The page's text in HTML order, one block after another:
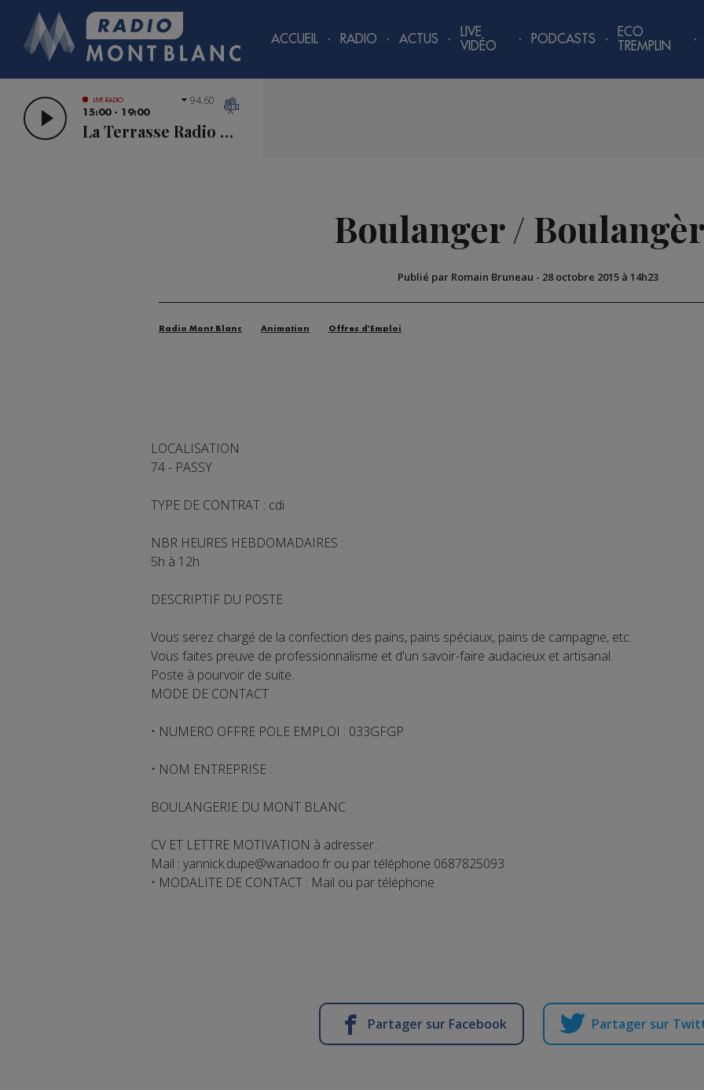
ACCUEIL RADIO ACTUS
LIVE
VIDÉO
PODCASTS
ECO
TREMPLIN
LIVE RADIO
15:00 - 19:00
La Terrasse Radio Mont Blanc
94.60
Boulanger /
Publié par Romain Bruneau - 28 octobre 2015 à 14h23
Radio Mont Blanc Animation Offres d'Emploi
LOCALISATION
74 - PASSY
TYPE DE CONTRAT : cdi
NBR HEURES HEBDOMADAIRES :
5h à 12h
DESCRIPTIF DU POSTE
Vous serez chargé de la confection des pains, pains spéciaux, pains de campagne, etc.
Vous faites preuve de professionnalisme et d'un savoir-faire audacieux et artisanal.
Poste à pourvoir de suite.
MODE DE CONTACT
• NUMERO OFFRE POLE EMPLOI : 033GFGP
• NOM ENTREPRISE :
BOULANGERIE DU MONT BLANC
CV ET LETTRE MOTIVATION à adresser :
Mail : yannick.dupe@wanadoo.fr ou par téléphone 0687825093
• MODALITE DE CONTACT : Mail ou par téléphone
Partager sur Facebook Partager sur